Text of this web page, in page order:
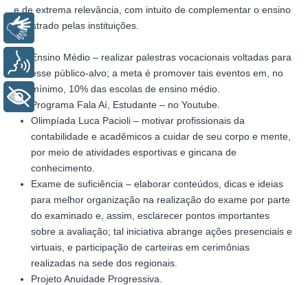
Desde los clásicos enfrentamientos entre los equipos más
grandes de México hasta las sorpresas y revelaciones de los
equipos más pequeños, la Liga MX ofrece una amplia variedad
de oportunidades de apuestas. ¿Estás listo para descubrir
cómo puedes convertir tu pasión por el fútbol en ganancias
reales? Acompáñanos en este recorrido por el mundo de las
apuestas en la Liga MX y descubre cómo puedes hacer que
cada partido sea aún más emocionante y lucrativo.
HISTORIA DE LA LIGA MX:
UN RECORRIDO POR LOS
ORÍGENES Y EVOLUCIÓN
DEL FÚTBOL MEXICANO
e de extrema relevância, com intuito de complementar o ensino
ministrado pelas instituições.
Ensino Médio – realizar palestras vocacionais voltadas para
esse público-alvo; a meta é promover tais eventos em, no
mínimo, 10% das escolas de ensino médio.
Programa Fala Aí, Estudante – no Youtube.
Olimpíada Luca Pacioli – motivar profissionais da
contabilidade e acadêmicos a cuidar de seu corpo e mente,
por meio de atividades esportivas e gincana de
conhecimento.
Exame de suficiência – elaborar conteúdos, dicas e ideias
para melhor organização na realização do exame por parte
do examinado e, assim, esclarecer pontos importantes
sobre a avaliação; tal iniciativa abrange ações presenciais e
virtuais, e participação de carteiras em cerimônias
realizadas na sede dos regionais.
Projeto Anuidade Progressiva.
Libras
Voz
+ Acessibilidade